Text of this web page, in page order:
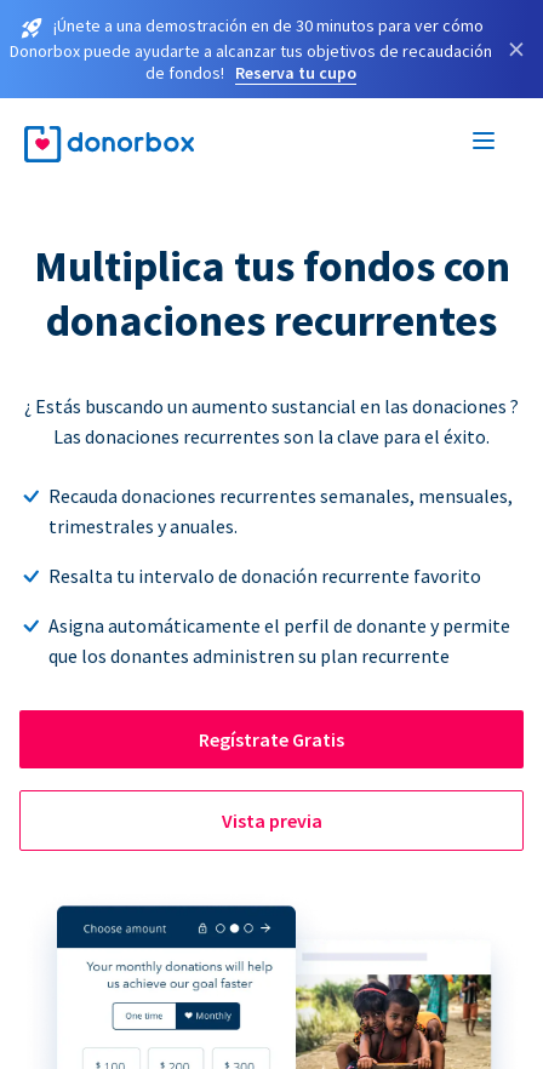
¡Únete a una demostración en de 30 minutos para ver cómo
Donorbox puede ayudarte a alcanzar tus objetivos de recaudación
de fondos!
Reserva tu cupo
×
Multiplica tus fondos con
donaciones recurrentes
¿ Estás buscando un aumento sustancial en las donaciones ?
Las donaciones recurrentes son la clave para el éxito.
Recauda donaciones recurrentes semanales, mensuales,
trimestrales y anuales.
Resalta tu intervalo de donación recurrente favorito
Asigna automáticamente el perfil de donante y permite
que los donantes administren su plan recurrente
Regístrate Gratis
Vista previa